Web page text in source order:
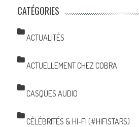
CATÉGORIES
ACTUALITÉS
ACTUELLEMENT CHEZ COBRA
CASQUES AUDIO
CÉLÉBRITÉS & HI-FI (#HIFISTARS)